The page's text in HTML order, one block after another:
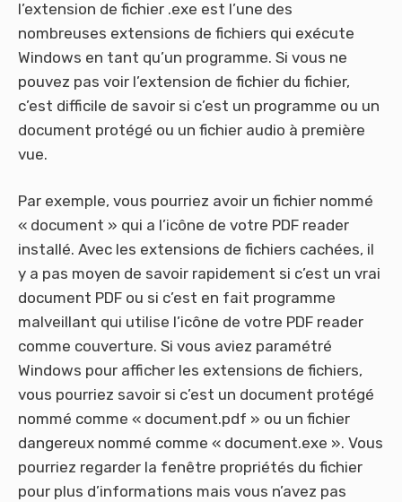
l’extension de fichier .exe est l’une des
nombreuses extensions de fichiers qui exécute
Windows en tant qu’un programme. Si vous ne
pouvez pas voir l’extension de fichier du fichier,
c’est difficile de savoir si c’est un programme ou un
document protégé ou un fichier audio à première
vue.
Par exemple, vous pourriez avoir un fichier nommé
« document » qui a l’icône de votre PDF reader
installé. Avec les extensions de fichiers cachées, il
y a pas moyen de savoir rapidement si c’est un vrai
document PDF ou si c’est en fait programme
malveillant qui utilise l’icône de votre PDF reader
comme couverture. Si vous aviez paramétré
Windows pour afficher les extensions de fichiers,
vous pourriez savoir si c’est un document protégé
nommé comme « document.pdf » ou un fichier
dangereux nommé comme « document.exe ». Vous
pourriez regarder la fenêtre propriétés du fichier
pour plus d’informations mais vous n’avez pas